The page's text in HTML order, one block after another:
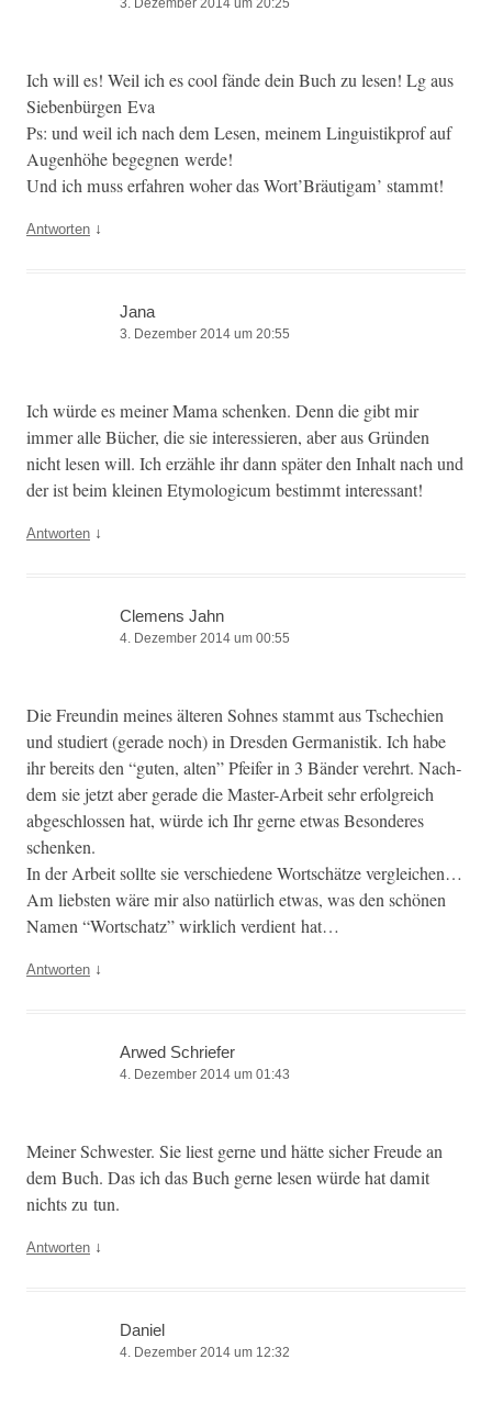
3. Dezember 2014 um 20:25
Ich will es! Weil ich es cool fände dein Buch zu lesen! Lg aus
Sieben­bür­gen Eva
Ps: und weil ich nach dem Lesen, meinem Lin­guis­tikprof auf
Augen­höhe begeg­nen werde!
Und ich muss erfahren woher das Wort’Bräutigam’ stammt!
Antworten ↓
Jana
3. Dezember 2014 um 20:55
Ich würde es mein­er Mama schenken. Denn die gibt mir
immer alle Büch­er, die sie inter­essieren, aber aus Grün­den
nicht lesen will. Ich erzäh­le ihr dann später den Inhalt nach und
der ist beim kleinen Ety­mo­log­icum bes­timmt interessant!
Antworten ↓
Clemens Jahn
4. Dezember 2014 um 00:55
Die Fre­undin meines älteren Sohnes stammt aus Tschechien
und studiert (ger­ade noch) in Dres­den Ger­man­is­tik. Ich habe
ihr bere­its den “guten, alten” Pfeifer in 3 Bän­der verehrt. Nach­
dem sie jet­zt aber ger­ade die Mas­ter-Arbeit sehr erfol­gre­ich
abgeschlossen hat, würde ich Ihr gerne etwas Beson­deres
schenken.
In der Arbeit sollte sie ver­schiedene Wortschätze vergleichen…
Am lieb­sten wäre mir also natür­lich etwas, was den schö­nen
Namen “Wortschatz” wirk­lich ver­di­ent hat…
Antworten ↓
Arwed Schriefer
4. Dezember 2014 um 01:43
Mein­er Schwest­er. Sie liest gerne und hätte sich­er Freude an
dem Buch. Das ich das Buch gerne lesen würde hat damit
nichts zu tun.
Antworten ↓
Daniel
4. Dezember 2014 um 12:32